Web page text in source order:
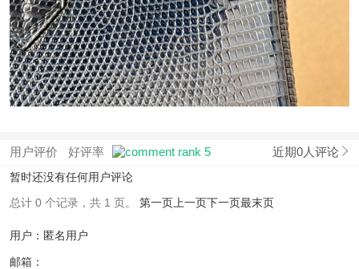
用户评价 好评率 近期0人评论
暂时还没有任何用户评论
总计 0 个记录，共 1 页。 第一页 上一页下一页最末页
用户：匿名用户
邮箱：